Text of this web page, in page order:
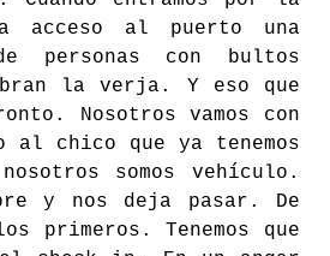
acceso al puerto una
personas con bultos
la verja. Y eso que
Nosotros vamos con
chico que ya tenemos
somos vehículo.
y nos deja pasar. De
primeros. Tenemos que